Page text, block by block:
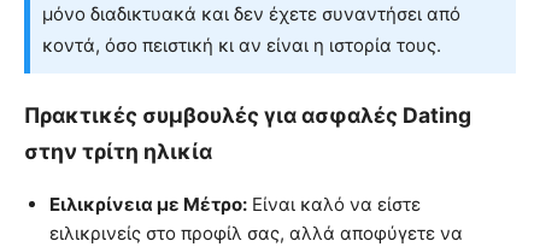
μόνο διαδικτυακά και δεν έχετε συναντήσει από
κοντά, όσο πειστική κι αν είναι η ιστορία τους.
Πρακτικές συμβουλές για ασφαλές Dating
στην τρίτη ηλικία
Ειλικρίνεια με Μέτρο: Είναι καλό να είστε
ειλικρινείς στο προφίλ σας, αλλά αποφύγετε να